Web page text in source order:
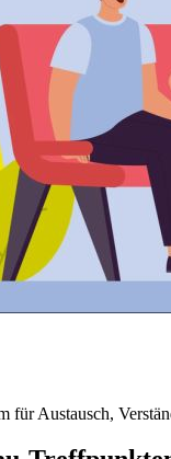
für Austausch,